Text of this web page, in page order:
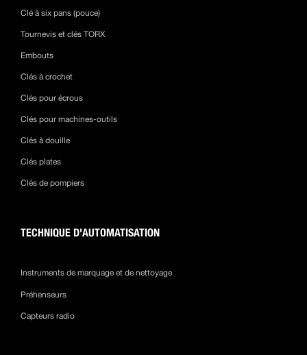
Clé à six pans (pouce)
Tournevis et clés TORX
Embouts
Clés à crochet
Clés pour écrous
Clés pour machines-outils
Clés à douille
Clés plates
Clés de pompiers
TECHNIQUE D'AUTOMATISATION
Instruments de marquage et de nettoyage
Préhenseurs
Capteurs radio